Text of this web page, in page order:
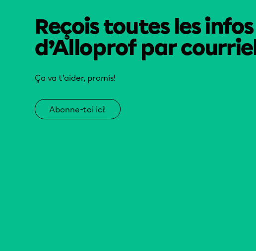
Reçois toutes les
d’Alloprof par
Ça va t’aider, promis!
Abonne-toi ici!